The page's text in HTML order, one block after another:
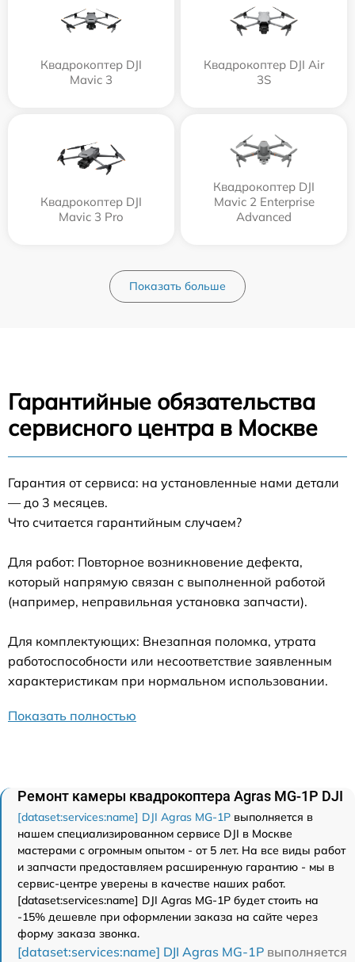
Квадрокоптер DJI
Mavic 3
Квадрокоптер DJI Air
3S
Квадрокоптер DJI
Mavic 3 Pro
Квадрокоптер DJI
Mavic 2 Enterprise
Advanced
Показать больше
Гарантийные обязательства
сервисного центра в Москве
Гарантия от сервиса: на установленные нами детали
— до 3 месяцев.
Что считается гарантийным случаем?
Для работ: Повторное возникновение дефекта,
который напрямую связан с выполненной работой
(например, неправильная установка запчасти).
Для комплектующих: Внезапная поломка, утрата
работоспособности или несоответствие заявленным
характеристикам при нормальном использовании.
Показать полностью
Ремонт камеры квадрокоптера Agras MG-1P DJI
[dataset:services:name] DJI Agras MG-1P выполняется в
нашем специализированном сервисе DJI в Москве
мастерами с огромным опытом - от 5 лет. На все виды работ
и запчасти предоставляем расширенную гарантию - мы в
сервис-центре уверены в качестве наших работ.
[dataset:services:name] DJI Agras MG-1P будет стоить на
-15% дешевле при оформлении заказа на сайте через
форму заказа звонка.
[dataset:services:name] DJI Agras MG-1P выполняется